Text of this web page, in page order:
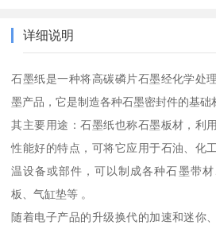
详细说明
石墨纸是一种将高碳磷片石墨经化学处
墨产品，它是制造各种石墨密封件的基础
其主要用途：石墨纸也称石墨板材，利
性能好的特点，可将它应用于石油、化
温设备或部件，可以制成各种石墨带
板、气缸垫等 。
随着电子产品的升级换代的加速和迷你